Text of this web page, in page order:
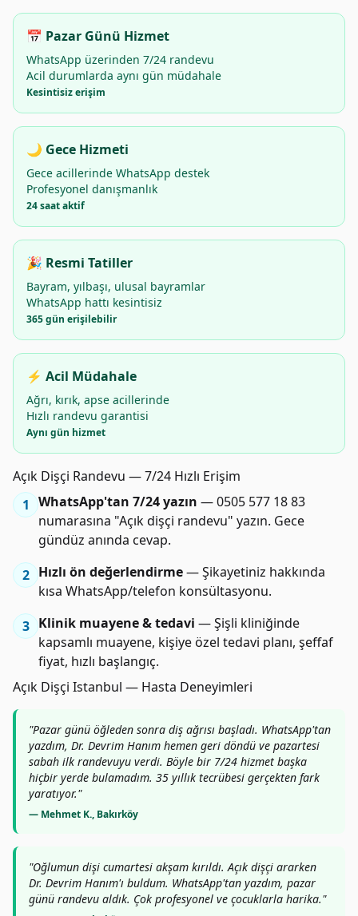
📅 Pazar Günü Hizmet
WhatsApp üzerinden 7/24 randevu
Acil durumlarda aynı gün müdahale
Kesintisiz erişim
🌙 Gece Hizmeti
Gece acillerinde WhatsApp destek
Profesyonel danışmanlık
24 saat aktif
🎉 Resmi Tatiller
Bayram, yılbaşı, ulusal bayramlar
WhatsApp hattı kesintisiz
365 gün erişilebilir
⚡ Acil Müdahale
Ağrı, kırık, apse acillerinde
Hızlı randevu garantisi
Aynı gün hizmet
Açık Dişçi Randevu — 7/24 Hızlı Erişim
1 WhatsApp'tan 7/24 yazın — 0505 577 18 83
numarasına "Açık dişçi randevu" yazın. Gece
gündüz anında cevap.
2 Hızlı ön değerlendirme— Şikayetiniz hakkında
kısa WhatsApp/telefon konsültasyonu.
3 Klinik muayene & tedavi — Şişli kliniğinde
kapsamlı muayene, kişiye özel tedavi planı, şeffaf
fiyat, hızlı başlangıç.
Açık Dişçi Istanbul — Hasta Deneyimleri
"Pazar günü öğleden sonra diş ağrısı başladı. WhatsApp'tan
yazdım, Dr. Devrim Hanım hemen geri döndü ve pazartesi
sabah ilk randevuyu verdi. Böyle bir 7/24 hizmet başka
hiçbir yerde bulamadım. 35 yıllık tecrübesi gerçekten fark
yaratıyor."
— Mehmet K., Bakırköy
"Oğlumun dişi cumartesi akşam kırıldı. Açık dişçi ararken
Dr. Devrim Hanım'ı buldum. WhatsApp'tan yazdım, pazar
günü randevu aldık. Çok profesyonel ve çocuklarla harika."